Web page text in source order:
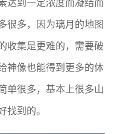
很多，因为璃月的地图
收集是更难的，需要破
神像也能得到更多的体
单很多，基本上很多山
到的。